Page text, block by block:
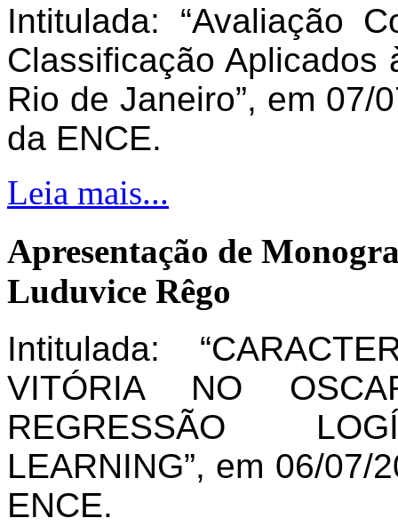
Intitulada: “Avaliação
Classificação Aplicados
Rio de Janeiro”, em
da ENCE.
Leia mais...
Apresentação de
Luduvice Rêgo
Intitulada:
VITÓRIA NO
REGRESSÃO
LEARNING”, em 06/
ENCE.